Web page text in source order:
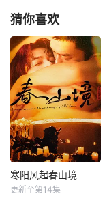
猜你喜欢
寒阳风起春山境
更新至第14集